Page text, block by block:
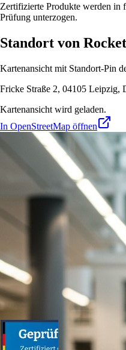
Zertifizierte Produkte werden in
Prüfung unterzogen.
Standort von
Kartenansicht mit Standort-Pin
Fricke Straße 2, 04105 Leipzig,
Kartenansicht wird geladen.
In OpenStreetMap öffnen